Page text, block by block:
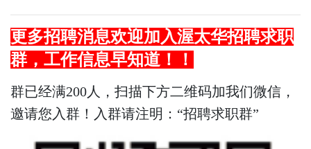
更多招聘消息欢迎加入渥太华招聘求职
群， 工作信息早知道！！
群已经满200人，扫描下方二维码加我们微信，
邀请您入群！入群请注明：“招聘求职群”